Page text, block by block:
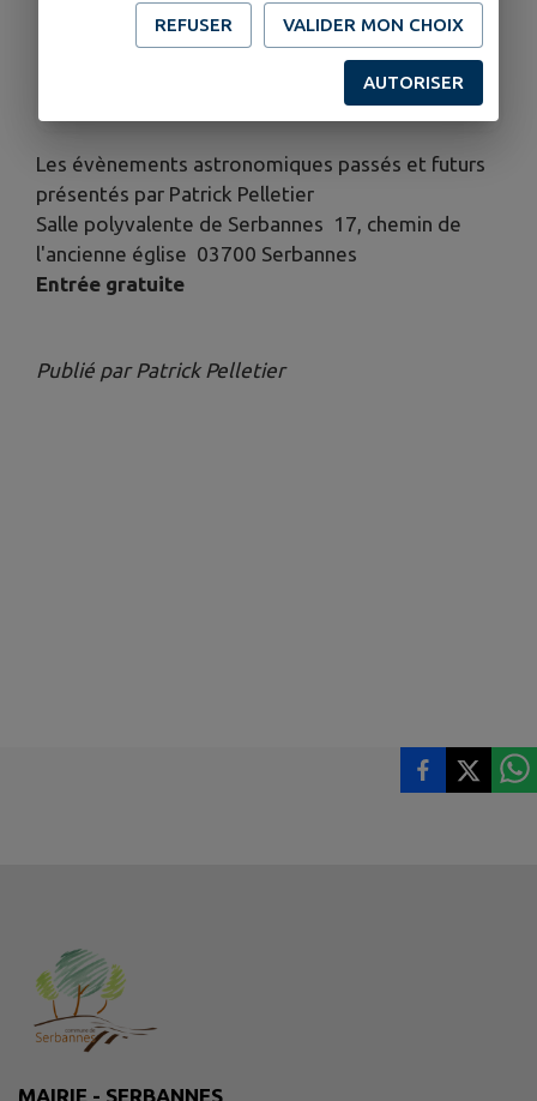
ORGANISÉ PAR
Les évènements astronomiques passés et futurs
présentés par Patrick Pelletier
Salle polyvalente de Serbannes 17, chemin de
l'ancienne église 03700 Serbannes
Entrée gratuite
Publié par Patrick Pelletier
MAIRIE - SERBANNES
REFUSER VALIDER MON CHOIX
AUTORISER